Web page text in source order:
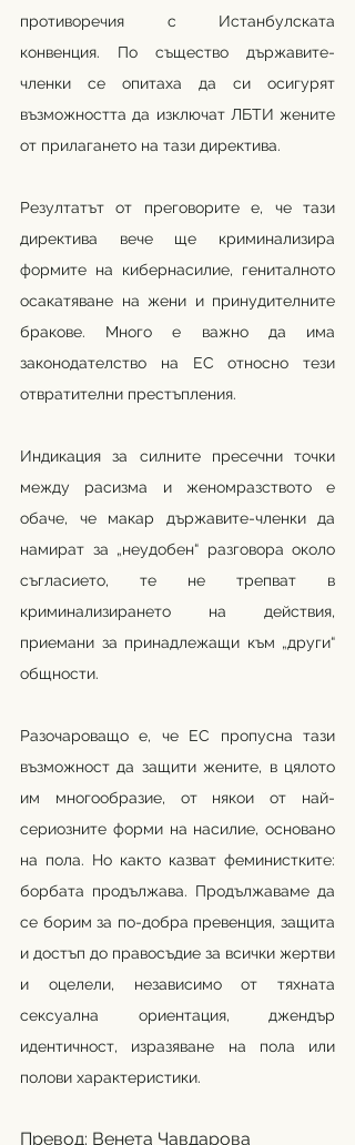
противоречия с Истанбулската
конвенция. По същество държавите-
членки се опитаха да си осигурят
възможността да изключат ЛБТИ жените
от прилагането на тази директива.
Резултатът от преговорите е, че тази
директива вече ще криминализира
формите на кибернасилие, гениталното
осакатяване на жени и принудителните
бракове. Много е важно да има
законодателство на ЕС относно тези
отвратителни престъпления.
Индикация за силните пресечни точки
между расизма и женомразството е
обаче, че макар държавите-членки да
намират за „неудобен“ разговора около
съгласието, те не трепват в
криминализирането на действия,
приемани за принадлежащи към „други“
общности.
Разочароващо е, че ЕС пропусна тази
възможност да защити жените, в цялото
им многообразие, от някои от най-
сериозните форми на насилие, основано
на пола. Но както казват феминистките:
борбата продължава. Продължаваме да
се борим за по-добра превенция, защита
и достъп до правосъдие за всички жертви
и оцелели, независимо от тяхната
сексуална ориентация, джендър
идентичност, изразяване на пола или
полови характеристики.
Превод: Венета Чавдарова